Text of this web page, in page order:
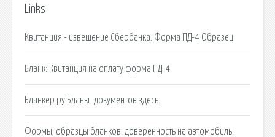
Links
Квитанция - извещение Сбербанка. Форма ПД-4 Образец.
Бланк: Квитанция на оплату форма ПД-4.
Бланкер.ру Бланки документов здесь.
Формы, образцы бланков: доверенность на автомобиль.